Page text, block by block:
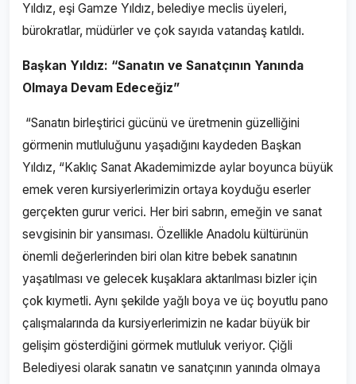
Yıldız, eşi Gamze Yıldız, belediye meclis üyeleri,
bürokratlar, müdürler ve çok sayıda vatandaş katıldı.
Başkan Yıldız: “Sanatın ve Sanatçının Yanında
Olmaya Devam Edeceğiz”
“Sanatın birleştirici gücünü ve üretmenin güzelliğini
görmenin mutluluğunu yaşadığını kaydeden Başkan
Yıldız, “Kaklıç Sanat Akademimizde aylar boyunca büyük
emek veren kursiyerlerimizin ortaya koyduğu eserler
gerçekten gurur verici. Her biri sabrın, emeğin ve sanat
sevgisinin bir yansıması. Özellikle Anadolu kültürünün
önemli değerlerinden biri olan kitre bebek sanatının
yaşatılması ve gelecek kuşaklara aktarılması bizler için
çok kıymetli. Aynı şekilde yağlı boya ve üç boyutlu pano
çalışmalarında da kursiyerlerimizin ne kadar büyük bir
gelişim gösterdiğini görmek mutluluk veriyor. Çiğli
Belediyesi olarak sanatın ve sanatçının yanında olmaya